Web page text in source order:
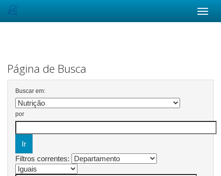
Página de Busca
Buscar em:
por
Filtros correntes: